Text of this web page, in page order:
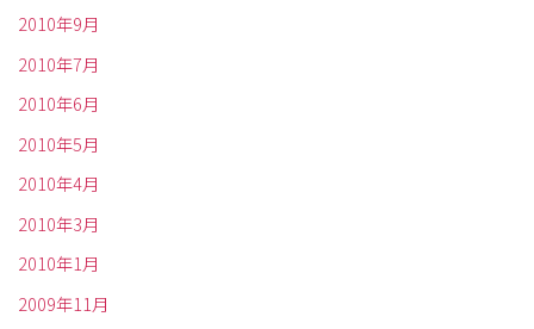
2010年9月
2010年7月
2010年6月
2010年5月
2010年4月
2010年3月
2010年1月
2009年11月